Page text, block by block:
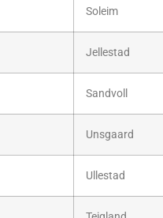
Soleim
Jellestad
Sandvoll
Unsgaard
Ullestad